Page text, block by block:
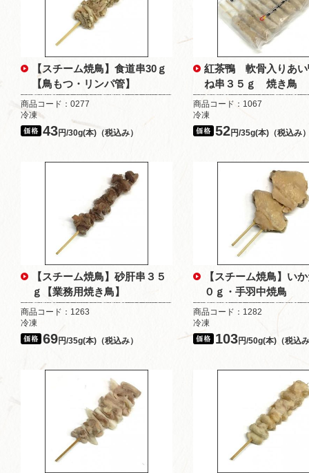
【スチーム焼鳥】食道串30ｇ
【鳥もつ・リンパ管】
商品コード：0277
冷凍
43円/30g(本)（税込み）
紅茶鴨 軟骨入りあい
ね串３５ｇ 焼き鳥
商品コード：1067
冷凍
52円/35g(本)（税込み
【スチーム焼鳥】砂肝串３５
ｇ【業務用焼き鳥】
商品コード：1263
冷凍
69円/35g(本)（税込み）
【スチーム焼鳥】い
０ｇ・手羽中焼鳥
商品コード：1282
冷凍
103円/50g(本)（税込